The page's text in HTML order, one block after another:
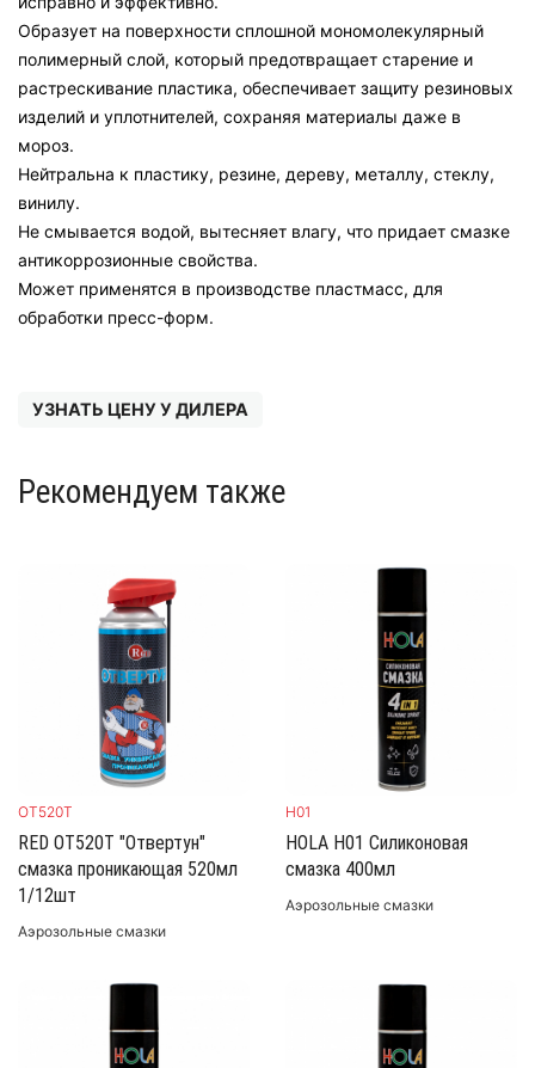
Образует на поверхности сплошной мономолекулярный
полимерный слой, который предотвращает старение и
растрескивание пластика, обеспечивает защиту резиновых
изделий и уплотнителей, сохраняя материалы даже в
мороз.
Нейтральна к пластику, резине, дереву, металлу, стеклу,
винилу.
Не смывается водой, вытесняет влагу, что придает смазке
антикоррозионные свойства.
Может применятся в производстве пластмасс, для
обработки пресс-форм.
УЗНАТЬ ЦЕНУ У ДИЛЕРА
Рекомендуем также
OT520Т
RED OT520Т "Отвертун"
смазка проникающая 520мл
1/12шт
Аэрозольные смазки
H01
HOLA H01 Силиконовая
смазка 400мл
Аэрозольные смазки